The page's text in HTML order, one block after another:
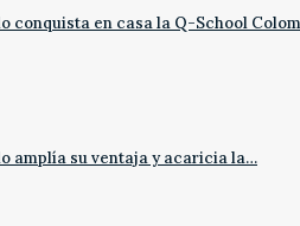
conquista en casa la Q-School
amplía su ventaja y acaricia la…